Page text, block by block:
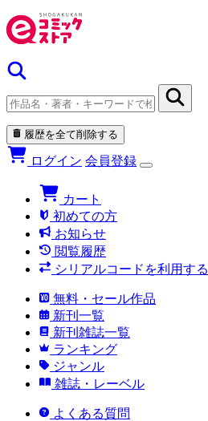
履歴を全て削除する
ログイン 会員登録
カート
初めての方
お知らせ
閲覧履歴
シリアルコードを利用する
無料・セール作品
新刊一覧
新刊雑誌一覧
ランキング
ジャンル
雑誌・レーベル
よくある質問